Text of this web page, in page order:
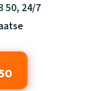
50, 24/7